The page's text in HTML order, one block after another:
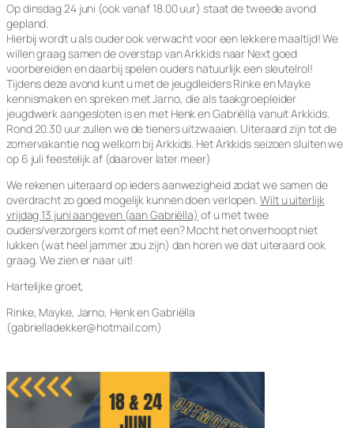
Op dinsdag 24 juni (ook vanaf 18.00 uur) staat de tweede avond
gepland.
Hierbij wordt u als ouder ook verwacht voor een lekkere maaltijd! We
willen graag samen de overstap van Arkkids naar Next goed
voorbereiden en daarbij spelen ouders natuurlijk een sleutelrol!
Tijdens deze avond kunt u met de jeugdleiders Rinke en Mayke
kennismaken en spreken met Jarno, die als taakgroepleider
jeugdwerk aangesloten is en met Henk en Gabriëlla vanuit Arkkids.
Rond 20.30 uur zullen we de tieners uitzwaaien. Uiteraard zijn tot de
zomervakantie nog welkom bij Arkkids. Het Arkkids seizoen sluiten we
op 6 juli feestelijk af (daarover later meer)
We rekenen uiteraard op ieders aanwezigheid zodat we samen de
overdracht zo goed mogelijk kunnen doen verlopen.Wilt u uiterlijk
vrijdag 13 juni aangeven (aan Gabriëlla) of u met twee
ouders/verzorgers komt of met een? Mocht het onverhoopt niet
lukken (wat heel jammer zou zijn) dan horen we dat uiteraard ook
graag. We zien er naar uit!
Hartelijke groet,
Rinke, Mayke, Jarno, Henk en Gabriëlla
(gabrielladekker@hotmail.com)